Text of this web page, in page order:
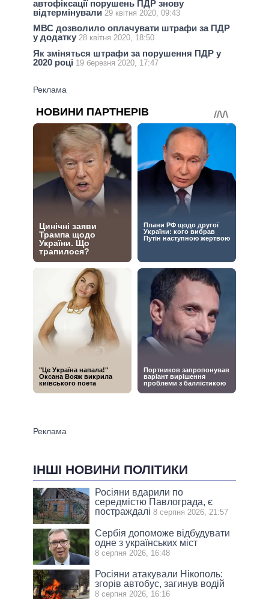
автофіксації порушень ПДР знову
відтермінували 29 квітня 2020, 09:43
МВС дозволило оплачувати штрафи за ПДР
у додатку 28 квітня 2020, 18:50
Як зміняться штрафи за порушення ПДР у
2020 році 19 березня 2020, 17:47
ІНШІ НОВИНИ ПОЛІТИКИ
Росіяни вдарили по
середмістю Павлограда, є
постраждалі 8 серпня 2026, 21:57
Сербія допоможе відбудувати
одне з українських міст
8 серпня 2026, 16:48
Росіяни атакували Нікополь:
згорів автобус, загинув водій
8 серпня 2026, 16:16